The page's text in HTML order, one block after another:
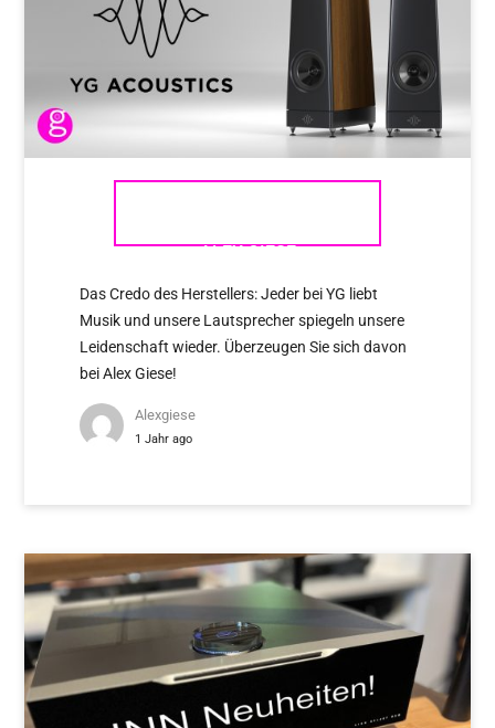
ALEX GIESE
Das Credo des Herstellers: Jeder bei YG liebt
Musik und unsere Lautsprecher spiegeln unsere
Leidenschaft wieder. Überzeugen Sie sich davon
bei Alex Giese!
Alexgiese
1 Jahr ago